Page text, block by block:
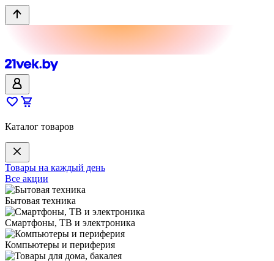
Каталог товаров
Товары на каждый день
Все акции
Бытовая техника
Смартфоны, ТВ и электроника
Компьютеры и периферия